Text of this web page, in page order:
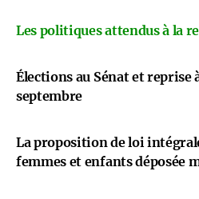
Les politiques attendus à la
Élections au Sénat et reprise
septembre
La proposition de loi
femmes et enfants déposée